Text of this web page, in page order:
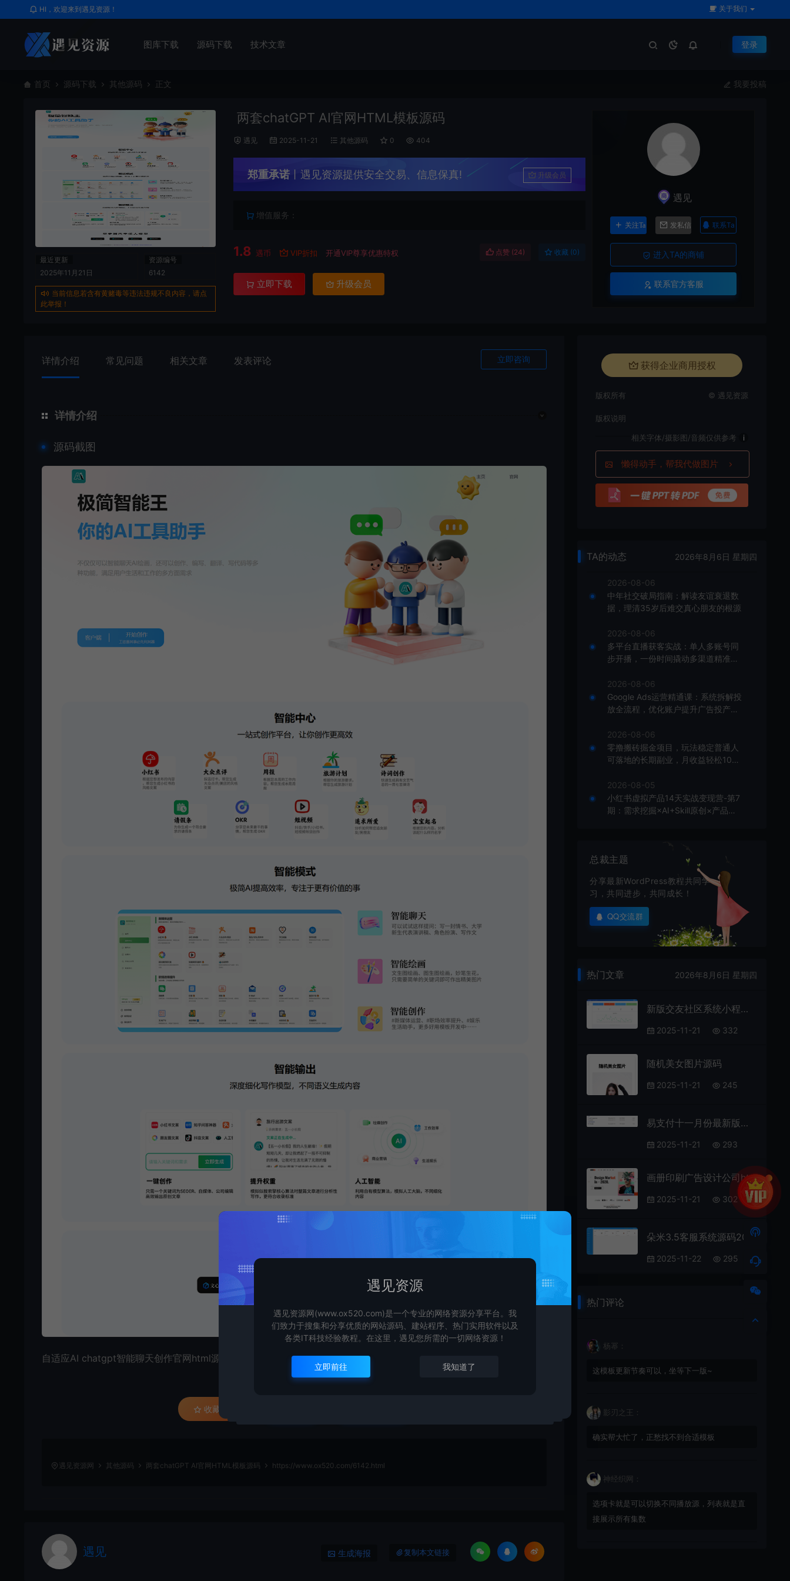
HI，欢迎来到遇见资源！ 关于我们
图库下载 源码下载 技术文章 登录
首页 源码下载 其他源码 正文 我要投稿
最近更新
2025年11月21日
资源编号
6142
当前信息若含有黄赌毒等违法违规不良内容，请点
此举报！
两套chatGPT AI官网HTML模板源码
遇见 2025-11-21 其他源码 0 404
郑重承诺 丨遇见资源提供安全交易、信息保真! 升级会员
增值服务：
1.8 遇币 VIP折扣 开通VIP尊享优惠特权 点赞 (24) 收藏 (0)
立即下载 升级会员
遇见
关注Ta 发私信 联系Ta
进入TA的商铺
联系官方客服
详情介绍 常见问题 相关文章 发表评论 立即咨询
详情介绍
源码截图
自适应AI chatgpt智能聊天创作官网html源码 适合做AI智能首页或者chatGPT产品官网
收藏 (0)
遇见资源网 其他源码 两套chatGPT AI官网HTML模板源码 https://www.ox520.com/6142.html
遇见 生成海报 复制本文链接
获得企业商用授权
版权所有 © 遇见资源
版权说明
相关字体/摄影图/音频仅供参考 i
懒得动手，帮我代做图片
TA的动态 2026年8月6日 星期四
2026-08-06
中年社交破局指南：解读友谊衰退数
据，理清35岁后难交真心朋友的根源
2026-08-06
多平台直播获客实战：单人多账号同
步开播，一份时间撬动多渠道精准流
2026-08-06
Google Ads运营精通课：系统拆解投
放全流程，优化账户提升广告投产回
2026-08-06
零撸搬砖掘金项目，玩法稳定普通人
可落地的长期副业，月收益轻松100
2026-08-05
小红书虚拟产品14天实战变现营-第7
期：需求挖掘×AI+Skill原创×产品矩
总裁主题
分享最新WordPress教程共同学
习，共同进步，共同成长！
QQ交流群
热门文章 2026年8月6日 星期四
新版交友社区系统小程序模板 云喵圈子 全开源thinkphp后台
2025-11-21 332
随机美女图片源码
2025-11-21 245
易支付十一月份最新版源码 —— 免授权版本及USDT插件更新
2025-11-21 293
画册印刷广告设计公司html模板
2025-11-21 302
朵米3.5客服系统源码2023正式版
2025-11-22 295
热门评论
杨幂：
这模板更新节奏可以，坐等下一版~
影刃之王：
确实帮大忙了，正愁找不到合适模板
神经织网：
选项卡就是可以切换不同播放源，列表就是直
接展示所有集数
遇见资源
遇见资源网(www.ox520.com)是一个专业的网络资源分享平台。我
们致力于搜集和分享优质的网站源码、建站程序、热门实用软件以及
各类IT科技经验教程。在这里，遇见您所需的一切网络资源！
立即前往 我知道了